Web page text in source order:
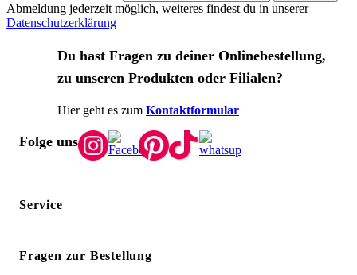
Abmeldung jederzeit möglich, weiteres findest du in unserer
Datenschutzerklärung
Du hast Fragen zu deiner Onlinebestellung,
zu unseren Produkten oder Filialen?
Hier geht es zum Kontaktformular
Folge uns
Service
Fragen zur Bestellung